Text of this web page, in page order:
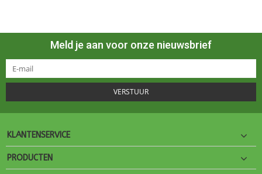
Meld je aan voor onze nieuwsbrief
VERSTUUR
KLANTENSERVICE
PRODUCTEN